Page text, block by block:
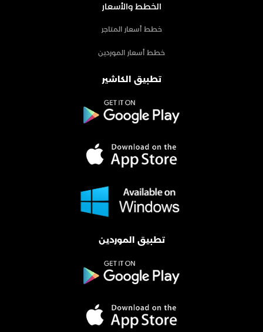
الخطط والأسعار
خطط أسعار المتاجر
خطط أسعار الموردين
تطبيق الكاشير
تطبيق الموردين